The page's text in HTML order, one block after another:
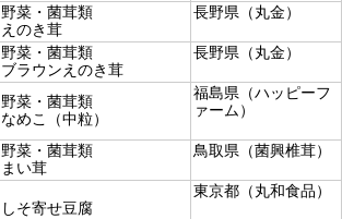
野菜・菌茸類
えのき茸
長野県（丸金）
野菜・菌茸類
ブラウンえのき茸
長野県（丸金）
野菜・菌茸類
なめこ（中粒）
福島県（ハッピーフ
ァーム）
野菜・菌茸類
まい茸
鳥取県（菌興椎茸）
しそ寄せ豆腐
東京都（丸和食品）